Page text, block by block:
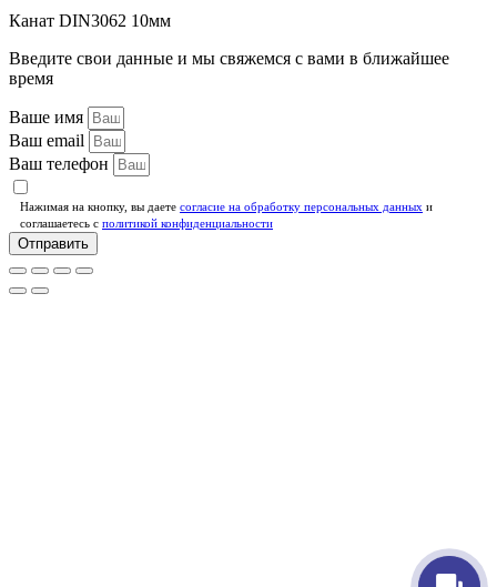
Канат DIN3062 10мм
Введите свои данные и мы свяжемся с вами в ближайшее
время
Ваше имя
Ваш email
Ваш телефон
Нажимая на кнопку, вы даете согласие на обработку персональных данных и
соглашаетесь c политикой конфиденциальности
Отправить